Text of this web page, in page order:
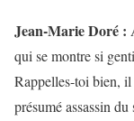
Jean-Marie Doré :
qui se montre si
Rappelles-toi bien,
présumé assassin